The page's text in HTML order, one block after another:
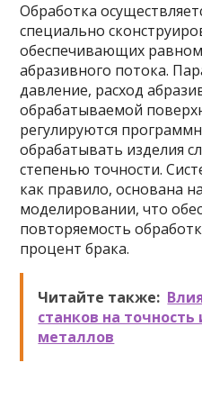
Обработка
специально
обеспечивающих
абразивного потока.
давление, расход
обрабатываемой
регулируются
обрабатывать изделия
степенью точности.
как правило, основана
моделировании, что
повторяемость
процент брака.
Читайте также:
станков на точность
металлов